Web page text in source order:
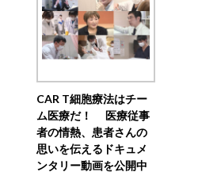
CAR T細胞療法はチー
ム医療だ！ 医療従事
者の情熱、患者さんの
思いを伝えるドキュメ
ンタリー動画を公開中